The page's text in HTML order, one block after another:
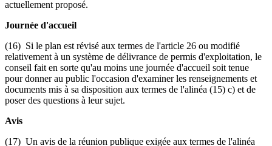
actuellement proposé.
Journée d'accueil
(16) Si le plan est révisé aux termes de l'article 26 ou modifié
relativement à un système de délivrance de permis d'exploitation, le
conseil fait en sorte qu'au moins une journée d'accueil soit tenue
pour donner au public l'occasion d'examiner les renseignements et
documents mis à sa disposition aux termes de l'alinéa (15) c) et de
poser des questions à leur sujet.
Avis
(17) Un avis de la réunion publique exigée aux termes de l'alinéa